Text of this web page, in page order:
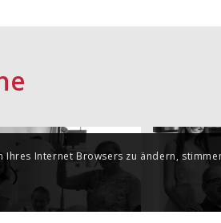
im SENTIREE
die
Internet Browsers zu ändern,